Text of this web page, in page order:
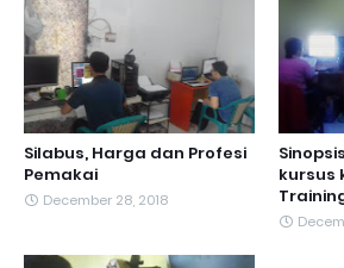
Silabus, Harga dan Profesi
Pemakai
December 28, 2018
kursus